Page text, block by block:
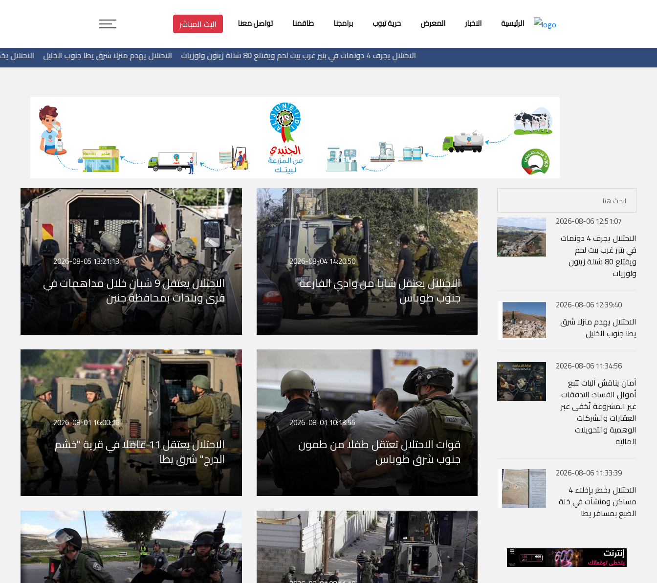
الرئيسية الاخبار المعرض حرية تيوب برامجنا طاقمنا تواصل معنا البث المباشر
الاحتلال يخطر بإخلاء 4 مساكن ومنشآت في خلة الضبع بمسافر يطا الاحتلال يهدم منزلا شرق يطا جنوب الخليل
2026-08-05 13:21:13
الاحتلال يعتقل 9 شبان خلال مداهمات في
قرى وبلدات بمحافظة جنين
2026-08-04 14:20:50
الاحتلال يعتقل شابا من وادي الفارعة
جنوب طوباس
2026-08-01 16:00:16
الاحتلال يعتقل 11 عاملا في قرية "خشم
الدرج" شرق يطا
2026-08-01 10:13:55
قوات الاحتلال تعتقل طفلا من طمون
جنوب شرق طوباس
2026-08-06 12:51:07
الاحتلال يجرف 4 دونمات
في بتير غرب بيت لحم
ويقتلع 80 شتلة زيتون
ولوزيات
2026-08-06 12:39:40
الاحتلال يهدم منزلا شرق
يطا جنوب الخليل
2026-08-06 11:34:56
أمان يناقش آليات تتبع
أموال الفساد: التدفقات
غير المشروعة تُخفى عبر
العقارات والشركات
الوهمية والتحويلات
المالية
2026-08-06 11:33:39
الاحتلال يخطر بإخلاء 4
مساكن ومنشآت في خلة
الضبع بمسافر يطا